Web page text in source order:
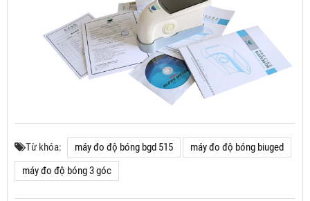
Từ khóa: máy đo độ bóng bgd 515
máy đo độ bóng biuged
máy đo độ bóng 3 góc